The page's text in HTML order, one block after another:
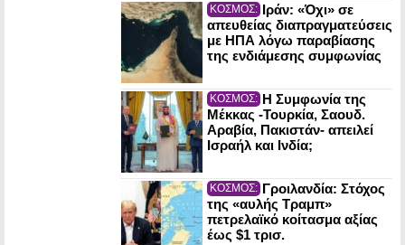
ΚΟΣΜΟΣ: Ιράν: «Όχι» σε
απευθείας διαπραγματεύσεις
με ΗΠΑ λόγω παραβίασης
της ενδιάμεσης συμφωνίας
ΚΟΣΜΟΣ: Η Συμφωνία της
Μέκκας -Τουρκία, Σαουδ.
Αραβία, Πακιστάν- απειλεί
Ισραήλ και Ινδία;
ΚΟΣΜΟΣ: Γροιλανδία: Στόχος
της «αυλής Τραμπ»
πετρελαϊκό κοίτασμα αξίας
έως $1 τρισ.